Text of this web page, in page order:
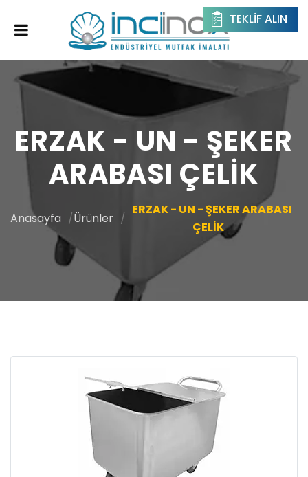
TEKLIF ALIN
ERZAK - UN - ŞEKER
ARABASI ÇELİK
Anasayfa Ürünler
ERZAK - UN - ŞEKER ARABASI
ÇELİK